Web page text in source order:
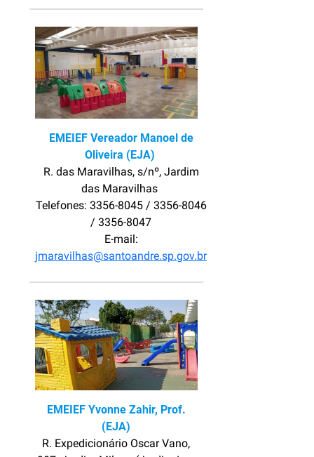
EMEIEF Vereador Manoel de
Oliveira (EJA)
R. das Maravilhas, s/nº, Jardim
das Maravilhas
Telefones: 3356-8045 / 3356-8046
/ 3356-8047
E-mail:
jmaravilhas@santoandre.sp.gov.br
EMEIEF Yvonne Zahir, Prof.
(EJA)
R. Expedicionário Oscar Vano,